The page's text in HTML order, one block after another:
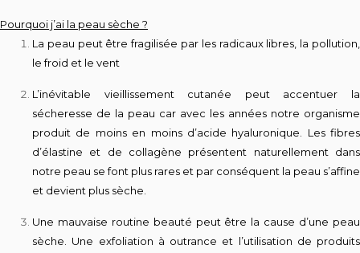
Pourquoi j’ai la peau sèche ?
La peau peut être fragilisée par les radicaux libres, la pollution,
le froid et le vent
L’inévitable vieillissement cutanée peut accentuer la
sécheresse de la peau car avec les années notre organisme
produit de moins en moins d’acide hyaluronique. Les fibres
d’élastine et de collagène présentent naturellement dans
notre peau se font plus rares et par conséquent la peau s’affine
et devient plus sèche.
Une mauvaise routine beauté peut être la cause d’une peau
sèche. Une exfoliation à outrance et l’utilisation de produits